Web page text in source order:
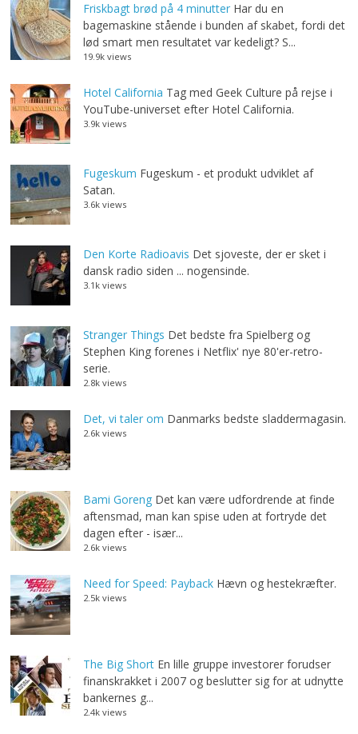
Friskbagt brød på 4 minutter Har du en
bagemaskine stående i bunden af skabet, fordi det
lød smart men resultatet var kedeligt? S...
19.9k views
Hotel California Tag med Geek Culture på rejse i
YouTube-universet efter Hotel California.
3.9k views
Fugeskum Fugeskum - et produkt udviklet af
Satan.
3.6k views
Den Korte Radioavis Det sjoveste, der er sket i
dansk radio siden ... nogensinde.
3.1k views
Stranger Things Det bedste fra Spielberg og
Stephen King forenes i Netflix' nye 80'er-retro-
serie.
2.8k views
Det, vi taler om Danmarks bedste sladdermagasin.
2.6k views
Bami Goreng Det kan være udfordrende at finde
aftensmad, man kan spise uden at fortryde det
dagen efter - især...
2.6k views
Need for Speed: Payback Hævn og hestekræfter.
2.5k views
The Big Short En lille gruppe investorer forudser
finanskrakket i 2007 og beslutter sig for at udnytte
bankernes g...
2.4k views